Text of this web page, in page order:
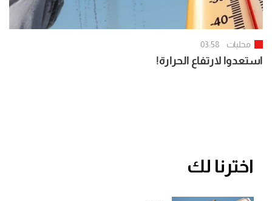
محليات 03:58
استعدوا لارتفاع الحرارة!
اخترنا لك